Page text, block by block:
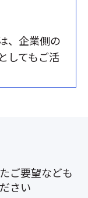
、企業側の
してもご活
ご要望なども
さい